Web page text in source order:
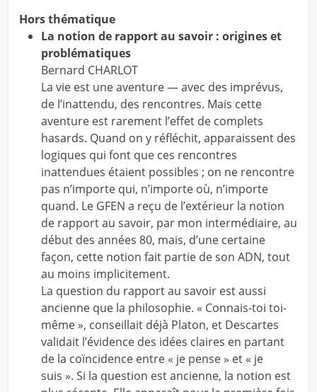
Hors thématique
La notion de rapport au savoir : origines et
problématiques
Bernard CHARLOT
La vie est une aventure — avec des imprévus,
de l’inattendu, des rencontres. Mais cette
aventure est rarement l’effet de complets
hasards. Quand on y réfléchit, apparaissent des
logiques qui font que ces rencontres
inattendues étaient possibles ; on ne rencontre
pas n’importe qui, n’importe où, n’importe
quand. Le GFEN a reçu de l’extérieur la notion
de rapport au savoir, par mon intermédiaire, au
début des années 80, mais, d’une certaine
façon, cette notion fait partie de son ADN, tout
au moins implicitement.
La question du rapport au savoir est aussi
ancienne que la philosophie. « Connais-toi toi-
même », conseillait déjà Platon, et Descartes
validait l’évidence des idées claires en partant
de la coïncidence entre « je pense » et « je
suis ». Si la question est ancienne, la notion est